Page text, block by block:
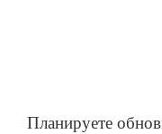
Планируете